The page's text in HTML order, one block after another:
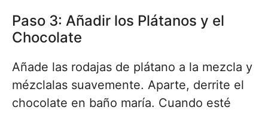
Paso 3: Añadir los Plátanos y el
Chocolate
Añade las rodajas de plátano a la mezcla y
mézclalas suavemente. Aparte, derrite el
chocolate en baño maría. Cuando esté